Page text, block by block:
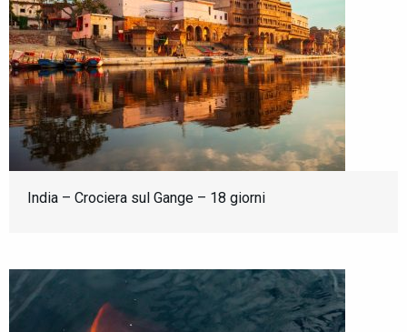
India – Crociera sul Gange – 18 giorni